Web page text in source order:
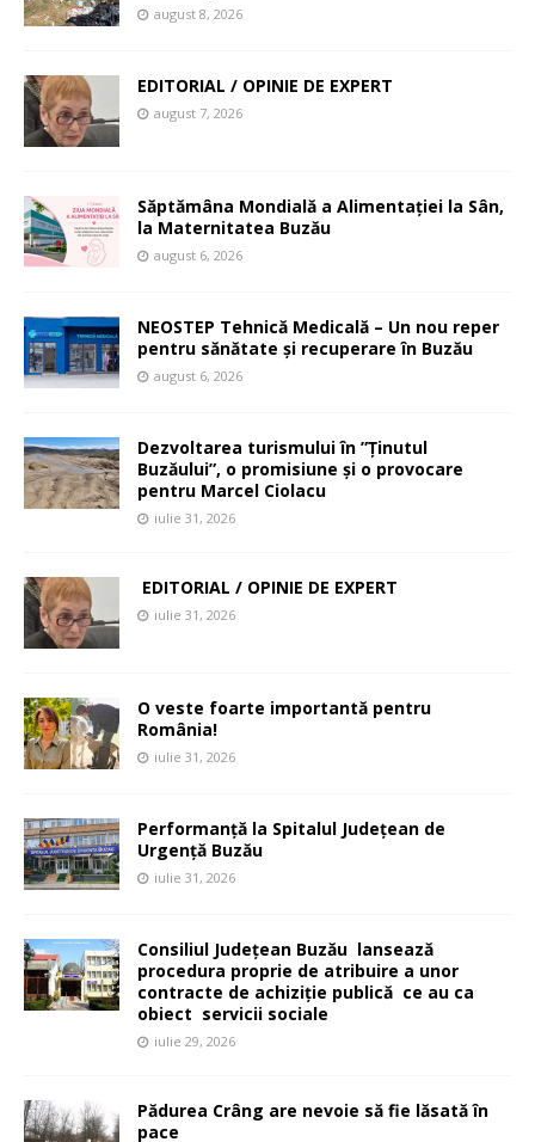
august 8, 2026
EDITORIAL / OPINIE DE EXPERT
august 7, 2026
Săptămâna Mondială a Alimentației la Sân,
la Maternitatea Buzău
august 6, 2026
NEOSTEP Tehnică Medicală – Un nou reper
pentru sănătate și recuperare în Buzău
august 6, 2026
Dezvoltarea turismului în ”Ținutul
Buzăului”, o promisiune și o provocare
pentru Marcel Ciolacu
iulie 31, 2026
EDITORIAL / OPINIE DE EXPERT
iulie 31, 2026
O veste foarte importantă pentru
România!
iulie 31, 2026
Performanță la Spitalul Județean de
Urgență Buzău
iulie 31, 2026
Consiliul Județean Buzău lansează
procedura proprie de atribuire a unor
contracte de achiziție publică ce au ca
obiect servicii sociale
iulie 29, 2026
Pădurea Crâng are nevoie să fie lăsată în
pace